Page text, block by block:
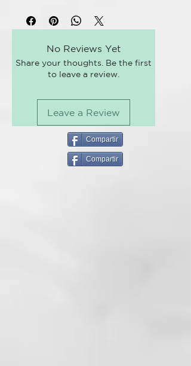
TRATAMIENTO CABELLO RUBIO
grises, blancos, rubios e
hipertexturizados que, gracias a
sus principios activos, aporta
Contiene micropartículas moradas
con acción antiamarilleo.
KEY BENEFITS
Champú acidificante - Mantiene
tonos fríos - Contrarresta los
No Reviews Yet
Share your thoughts. Be the first
to leave a review.
Leave a Review
Compartir
Compartir